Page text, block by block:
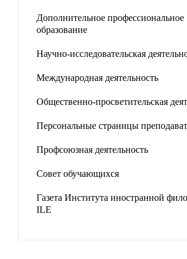
Дополнительное профессиональное
образование
Научно-исследовательская
Международная деятельность
Общественно-просветительская
Персональные страницы
Профсоюзная деятельность
Совет обучающихся
Газета Института иностранной
ILE